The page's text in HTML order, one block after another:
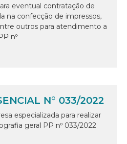
eventual contratação de
na confecção de impressos,
outros para atendimento a
nº
N° 033/2022
especializada para realizar
geral PP nº 033/2022